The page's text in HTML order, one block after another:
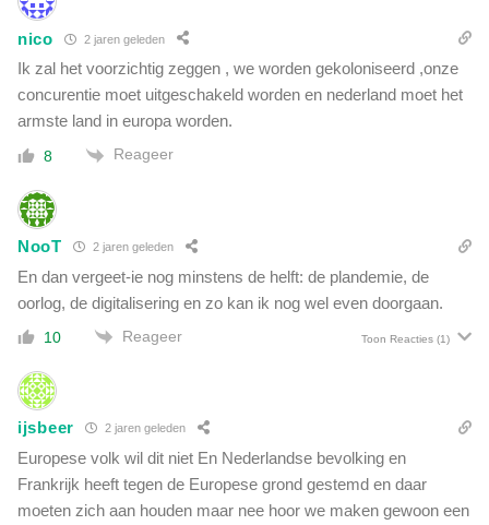
nico 2 jaren geleden
Ik zal het voorzichtig zeggen , we worden gekoloniseerd ,onze
concurentie moet uitgeschakeld worden en nederland moet het
armste land in europa worden.
8 Reageer
NooT 2 jaren geleden
En dan vergeet-ie nog minstens de helft: de plandemie, de
oorlog, de digitalisering en zo kan ik nog wel even doorgaan.
10 Reageer Toon Reacties (1)
ijsbeer 2 jaren geleden
Europese volk wil dit niet En Nederlandse bevolking en
Frankrijk heeft tegen de Europese grond gestemd en daar
moeten zich aan houden maar nee hoor we maken gewoon een